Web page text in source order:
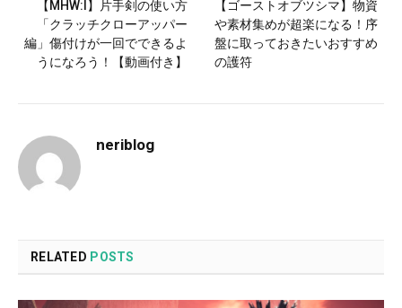
【MHW:I】片手剣の使い方
「クラッチクローアッパー
編」傷付けが一回でできるよ
うになろう！【動画付き】
【ゴーストオブツシマ】物資
や素材集めが超楽になる！序
盤に取っておきたいおすすめ
の護符
neriblog
RELATED POSTS